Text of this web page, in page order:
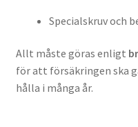
Specialskruv och
Allt måste göras enligt
för att försäkringen ska
hålla i många år.